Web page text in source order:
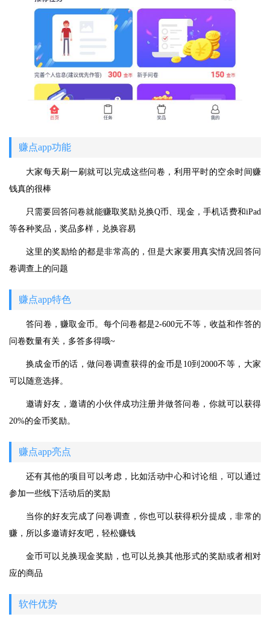
赚点app功能
大家每天刷一刷就可以完成这些问卷，利用平时的空余时间赚
钱真的很棒
只需要回答问卷就能赚取奖励兑换Q币、现金，手机话费和iPad
等各种奖品，奖品多样，兑换容易
这里的奖励给的都是非常高的，但是大家要用真实情况回答问
卷调查上的问题
赚点app特色
答问卷，赚取金币。每个问卷都是2-600元不等，收益和作答的
问卷数量有关，多答多得哦~
换成金币的话，做问卷调查获得的金币是10到2000不等，大家
可以随意选择。
邀请好友，邀请的小伙伴成功注册并做答问卷，你就可以获得
20%的金币奖励。
赚点app亮点
还有其他的项目可以考虑，比如活动中心和讨论组，可以通过
参加一些线下活动后的奖励
当你的好友完成了问卷调查，你也可以获得积分提成，非常的
赚，所以多邀请好友吧，轻松赚钱
金币可以兑换现金奖励，也可以兑换其他形式的奖励或者相对
应的商品
软件优势